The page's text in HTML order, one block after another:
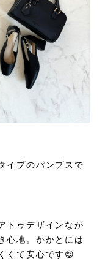
イプのパンプスで
トゥデザインなが
心地。かかとには
くて安心です😌